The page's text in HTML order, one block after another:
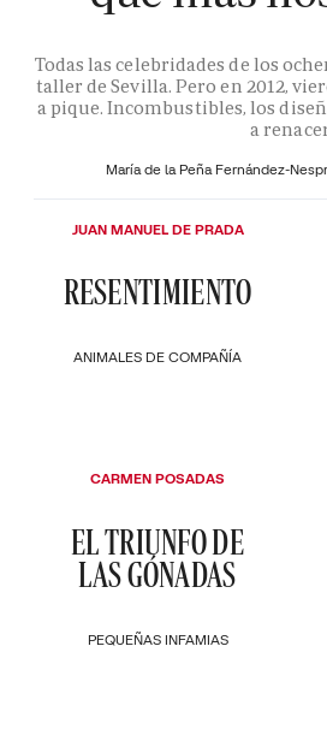
Todas las celebridades de los
taller de Sevilla. Pero en 2012,
a pique. Incombustibles, los
a
María de la Peña Fernández-
ANIMALES DE COMPAÑÍA
RESENTIMIENTO
JUAN MANUEL DE PRADA
PEQUEÑAS INFAMIAS
EL TRIUNFO DE
LAS GÓNADAS
CARMEN POSADAS